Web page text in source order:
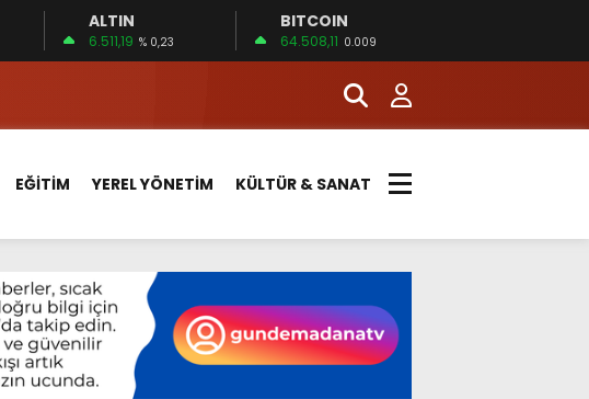
ALTIN
6.511,19 % 0,23
BITCOIN
64.508,11 0.009
EĞİTİM YEREL YÖNETİM KÜLTÜR & SANAT